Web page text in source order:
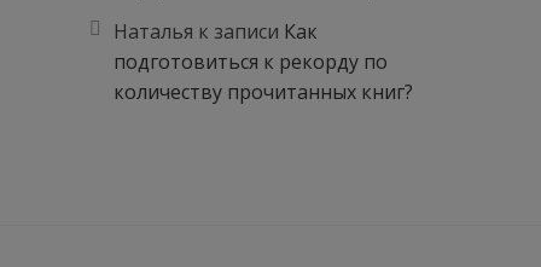
Наталья к записи Как
подготовиться к рекорду по
количеству прочитанных книг?